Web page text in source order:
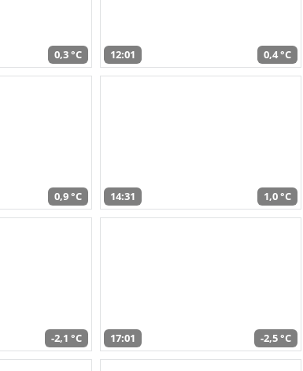
0,3 °C 12:01 0,4 °C
0,9 °C 14:31 1,0 °C
-2,1 °C 17:01 -2,5 °C